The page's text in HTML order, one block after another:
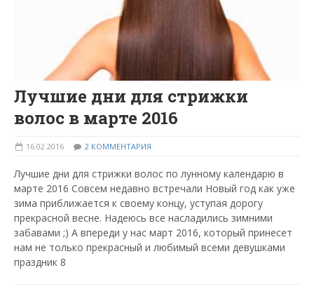
Лучшие дни для стрижки
волос в марте 2016
16.02.2016 2 КОММЕНТАРИЯ
Лучшие дни для стрижки волос по лунному календарю в
марте 2016 Совсем недавно встречали Новый год как уже
зима приближается к своему концу, уступая дорогу
прекрасной весне. Надеюсь все насладились зимними
забавами ;) А впереди у нас март 2016, который принесет
нам не только прекрасный и любимый всеми девушками
праздник 8